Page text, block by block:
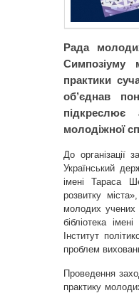
Рада
Симпозіуму
практики
об’єднав
підкреслює
молодіжної
До організації
Український
імені Тараса
розвитку
молодих учених
бібліотека
Інститут
проблем
Проведення
практику